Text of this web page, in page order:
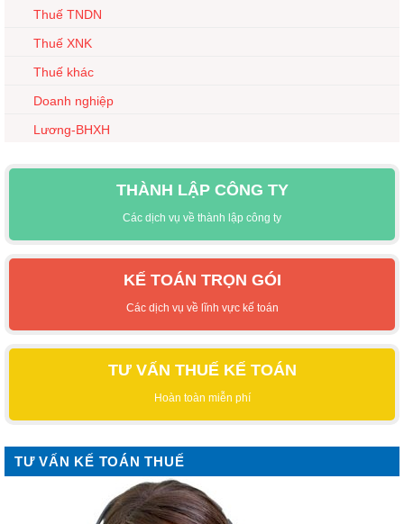
Thuế TNDN
Thuế XNK
Thuế khác
Doanh nghiệp
Lương-BHXH
THÀNH LẬP CÔNG TY
Các dịch vụ về thành lập công ty
KẾ TOÁN TRỌN GÓI
Các dịch vụ về lĩnh vực kế toán
TƯ VẤN THUẾ KẾ TOÁN
Hoàn toàn miễn phí
TƯ VẤN KẾ TOÁN THUẾ